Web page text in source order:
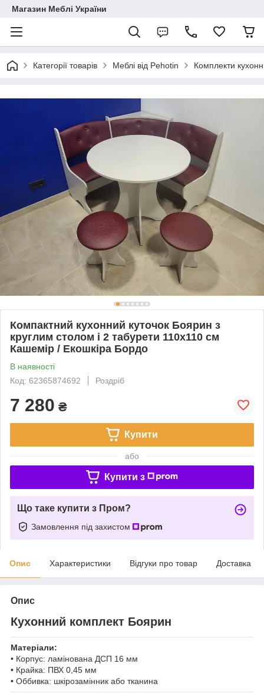
Магазин Меблі України
Категорії товарів Меблі від Pehotin Комплекти
Компактний кухонний куточок Боярин з
круглим столом і 2 табурети 110х110 см
Кашемір / Екошкіра Бордо
В наявності
Код: 62365874692
Роздріб
7 280 ₴
Купити
або
Купити з
Що таке купити з Пром?
Замовлення під захистом
Опис Характеристики Відгуки про товар Доставка
Опис
Кухонний комплект Боярин
Матеріали:
• Корпус: ламінована ДСП 16 мм
• Крайка: ПВХ 0,45 мм
• Оббивка: шкірозамінник або тканина